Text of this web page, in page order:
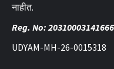
नाहीत.
Reg. No:
UDYAM-MH-26-0015318